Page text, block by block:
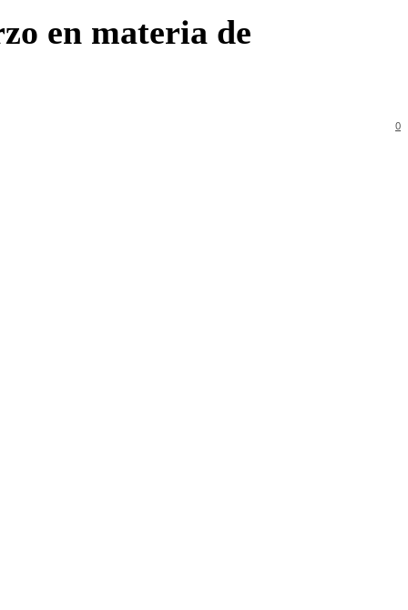
en materia de
0